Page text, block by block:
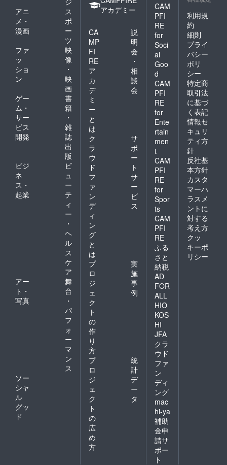
アニ
メ・
漫画
ス
ポ
ー
ツ
ファ
ッ
ショ
ン
映
像
・
映
画
ゲー
ム・
サー
ビス
開発
書
籍
・
雑
誌
出
版
ビジ
ネ
ス・
起業
ビ
ュ
ー
テ
ィ
ー
・
ヘ
ル
ス
ケ
ア
アー
ト・
写真
舞
台
・
パ
フ
ォ
ー
マ
ン
ス
ソー
シャ
ル
グッ
ド
アカデミー
CA
MP
FI
RE
ア
カ
デ
ミ
ー
と
は
説
明
会
・
相
談
会
ク
ラ
ウ
ド
フ
ァ
ン
デ
ィ
ン
グ
と
は
サ
ポ
ー
ト
サ
ー
ビ
ス
プ
ロ
ジ
ェ
ク
ト
の
作
り
方
実
施
事
例
プ
ロ
ジ
ェ
ク
ト
の
広
め
方
統
計
デ
ー
タ
CAM
PFI
RE
for
Soci
al
Goo
d
CAM
PFI
RE
for
Ente
rtain
men
t
CAM
PFI
RE
for
Spor
ts
CAM
PFI
RE
ふる
さと
納税
AD
FOR
ALL
HIO
KOS
HI
JFA
クラ
ウド
ファ
ン
ディ
ング
mac
hi-ya
補助
金申
請サ
ポー
ト
利用規
約
細則
プライ
バシー
ポリ
シー
特定商
取引法
に基づ
く表記
情報セ
キュリ
ティ方
針
反社基
本方針
カスタ
マーハ
ラスメ
ントに
対する
考え方
クッ
キーポ
リシー